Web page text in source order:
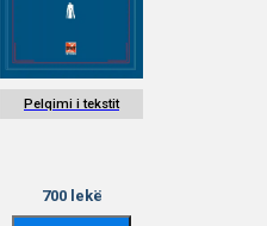
Pelqimi i tekstit
700lekë